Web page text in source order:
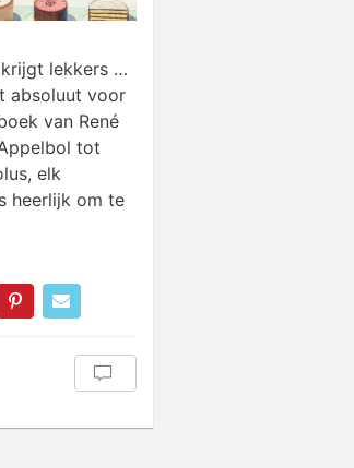
lekkers …
absoluut voor
van René
tot
elk
heerlijk om te